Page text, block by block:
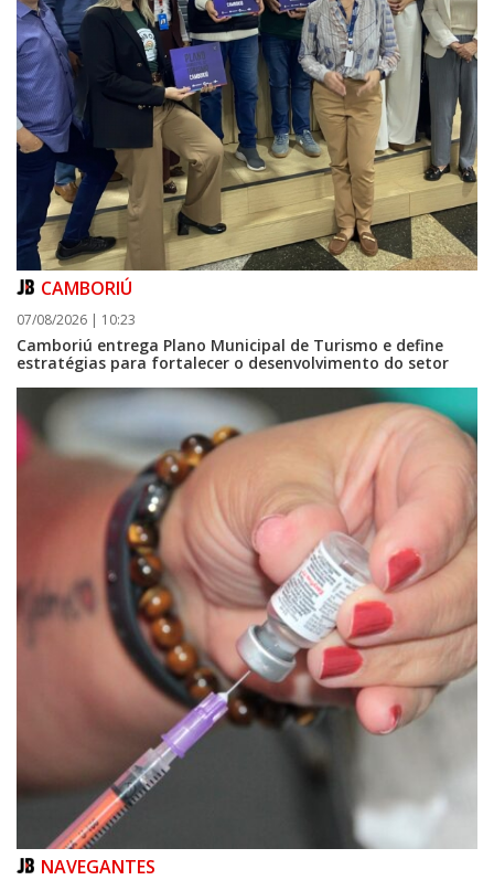
08/08/2026 | 07:00
Setor judicial de medicamentos de BC estará fechado nos dias 10 e 11 de
agosto para realização de inventário
CAMBORIÚ
07/08/2026 | 10:23
Camboriú entrega Plano Municipal de Turismo e define
estratégias para fortalecer o desenvolvimento do setor
NAVEGANTES